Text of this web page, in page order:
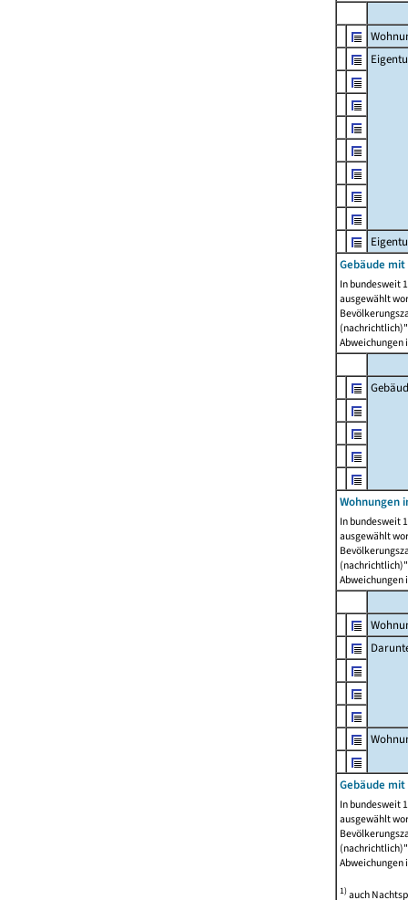
Gebäude
In bundesweit
ausgewählt
Abweichungen
Wohnungen
In bundesweit
ausgewählt
Abweichungen
Gebäude
In bundesweit
ausgewählt
Abweichungen
1)auch